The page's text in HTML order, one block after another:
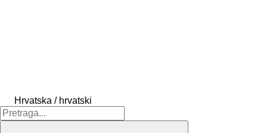
Hrvatska / hrvatski